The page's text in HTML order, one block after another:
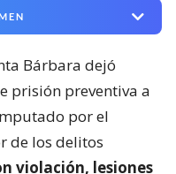
Bárbara dejó
prisión preventiva a
por el
de los delitos
violación, lesiones